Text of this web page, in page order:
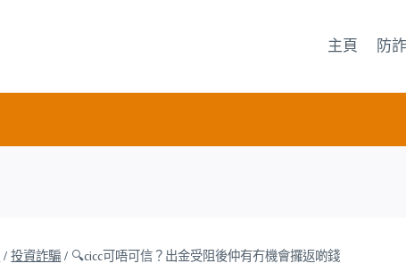
主頁 防
/ 投資詐騙 / 🔍cicc可唔可信？出金受阻後仲有冇機會攞返啲錢